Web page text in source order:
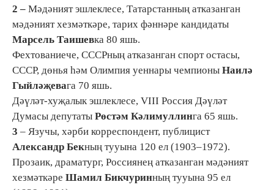
2 – Мәдәният эшлеклесе, Татарстанның атказанган
мәдәният хезмәткәре, тарих фәннәре кандидаты
Марсель Таишевка 80 яшь.
Фехтованиече, СССРның атказанган спорт остасы,
СССР, дөнья һәм Олимпия уеннары чемпионы Наилә
Гыйләҗевага 70 яшь.
Дәүләт-хуҗалык эшлеклесе, VIII Россия Дәүләт
Думасы депутаты Рөстәм Кәлимуллинга 65 яшь.
3 – Язучы, хәрби корреспондент, публицист
Александр Бекның тууына 120 ел (1903–1972).
Прозаик, драматург, Россиянең атказанган мәдәният
хезмәткәре Шамил Бикчуринның тууына 95 ел